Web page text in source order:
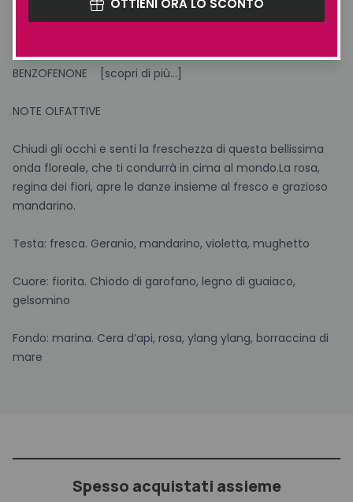
OTTIENI ORA LO SCONTO
COLOUR – SILICONE – MINERAL OIL – LANOLIN –
BENZOFENONE [scopri di più…]
NOTE OLFATTIVE
Chiudi gli occhi e senti la freschezza di questa bellissima
onda floreale, che ti condurrà in cima al mondo.La rosa,
regina dei fiori, apre le danze insieme al fresco e grazioso
mandarino.
Testa: fresca. Geranio, mandarino, violetta, mughetto
Cuore: fiorita. Chiodo di garofano, legno di guaiaco,
gelsomino
Fondo: marina. Cera d’api, rosa, ylang ylang, borraccina di
mare
Spesso acquistati assieme